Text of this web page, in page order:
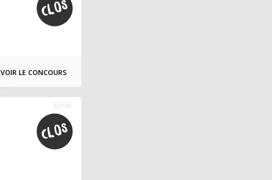
VOIR LE CONCOURS
321938